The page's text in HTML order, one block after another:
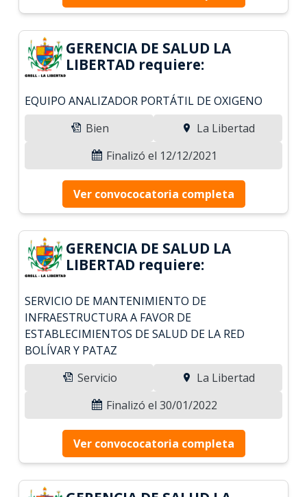
GERENCIA DE SALUD LA
LIBERTAD requiere:
EQUIPO ANALIZADOR PORTÁTIL DE OXIGENO
Bien
La Libertad
Finalizó el 12/12/2021
Ver convococatoria completa
GERENCIA DE SALUD LA
LIBERTAD requiere:
SERVICIO DE MANTENIMIENTO DE
INFRAESTRUCTURA A FAVOR DE
ESTABLECIMIENTOS DE SALUD DE LA RED
BOLÍVAR Y PATAZ
Servicio
La Libertad
Finalizó el 30/01/2022
Ver convococatoria completa